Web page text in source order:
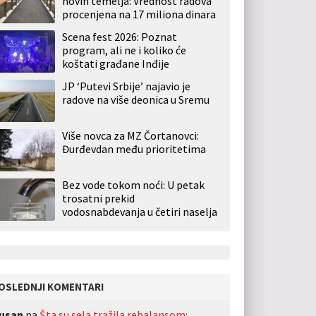
procenjena na 17 miliona dinara
Scena fest 2026: Poznat
program, ali ne i koliko će
koštati građane Inđije
JP ‘Putevi Srbije’ najavio je
radove na više deonica u Sremu
Više novca za MZ Čortanovci:
Đurđevdan među prioritetima
Bez vode tokom noći: U petak
trosatni prekid
vodosnabdevanja u četiri naselja
KOMENTARI